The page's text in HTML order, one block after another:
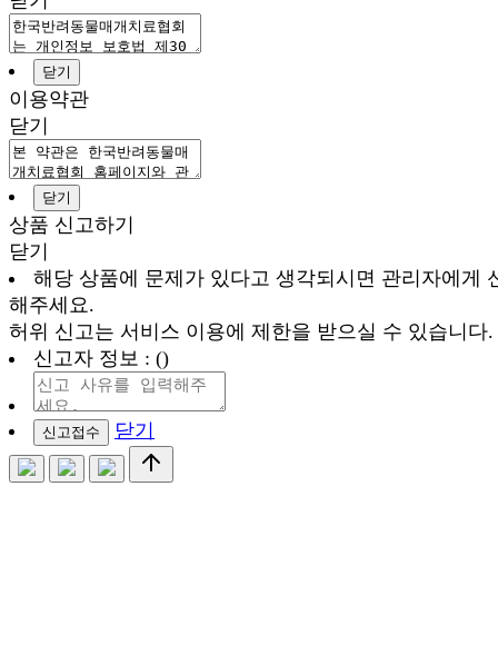
닫기
이용약관
닫기
닫기
상품 신고하기
닫기
해당 상품에 문제가 있다고 생각되시면 관리자에게
해주세요.
허위 신고는 서비스 이용에 제한을 받으실 수 있습니다.
신고자 정보 : ()
신고접수 닫기